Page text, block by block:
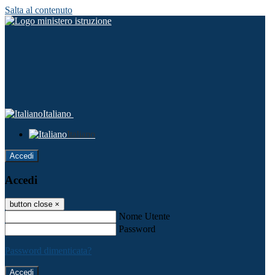
Salta al contenuto
Italiano
Italiano
Accedi
Accedi
button close ×
Nome Utente
Password
Password dimenticata?